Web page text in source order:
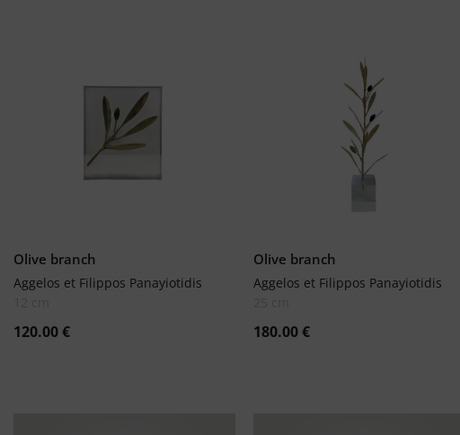
Olive branch
Aggelos et Filippos Panayiotidis
120.00€
Olive branch
Aggelos et Filippos Panayiotidis
180.00€